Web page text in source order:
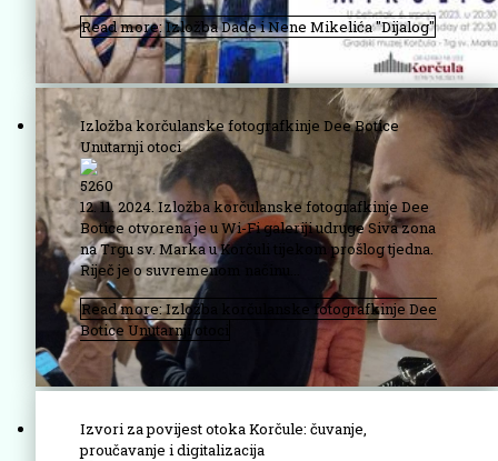
Read more: Izložba Dade i Nene Mikelića "Dijalog"
Izložba korčulanske fotografkinje Dee Botice
Unutarnji otoci
5260
12. 11. 2024. Izložba korčulanske fotografkinje Dee
Botice otvorena je u Wi-Fi galeriji udruge Siva zona
na Trgu sv. Marka u Korčuli tijekom prošlog tjedna.
Riječ je o suvremenom načinu...
Read more: Izložba korčulanske fotografkinje Dee
Botice Unutarnji otoci
Izvori za povijest otoka Korčule: čuvanje,
proučavanje i digitalizacija